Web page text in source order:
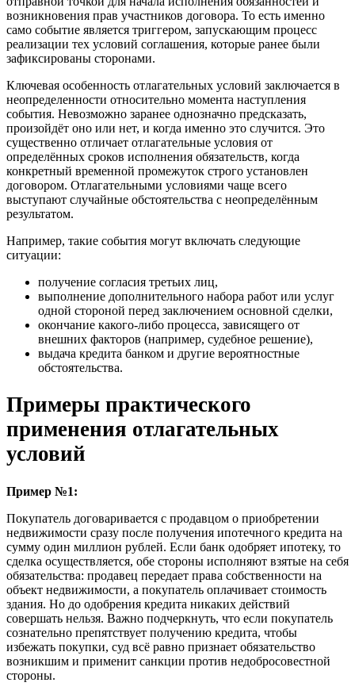
возникновения прав участников договора. То есть именно
само событие является триггером, запускающим процесс
реализации тех условий соглашения, которые ранее были
зафиксированы сторонами.
Ключевая особенность отлагательных условий заключается в
неопределенности относительно момента наступления
события. Невозможно заранее однозначно предсказать,
произойдёт оно или нет, и когда именно это случится. Это
существенно отличает отлагательные условия от
определённых сроков исполнения обязательств, когда
конкретный временной промежуток строго установлен
договором. Отлагательными условиями чаще всего
выступают случайные обстоятельства с неопределённым
результатом.
Например, такие события могут включать следующие
ситуации:
получение согласия третьих лиц,
выполнение дополнительного набора работ или услуг
одной стороной перед заключением основной сделки,
окончание какого-либо процесса, зависящего от
внешних факторов (например, судебное решение),
выдача кредита банком и другие вероятностные
обстоятельства.
Примеры практического
применения отлагательных
условий
Пример №1:
Покупатель договаривается с продавцом о приобретении
недвижимости сразу после получения ипотечного кредита на
сумму один миллион рублей. Если банк одобряет ипотеку, то
сделка осуществляется, обе стороны исполняют взятые на себя
обязательства: продавец передает права собственности на
объект недвижимости, а покупатель оплачивает стоимость
здания. Но до одобрения кредита никаких действий
совершать нельзя. Важно подчеркнуть, что если покупатель
сознательно препятствует получению кредита, чтобы
избежать покупки, суд всё равно признает обязательство
возникшим и применит санкции против недобросовестной
стороны.